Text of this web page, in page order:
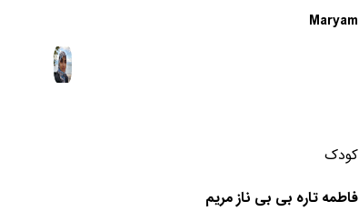
Maryam
کودک
فاطمه تاره بی بی ناز مریم